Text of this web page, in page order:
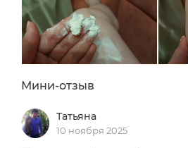
Мини-отзыв
Татьяна
10 ноября 2025